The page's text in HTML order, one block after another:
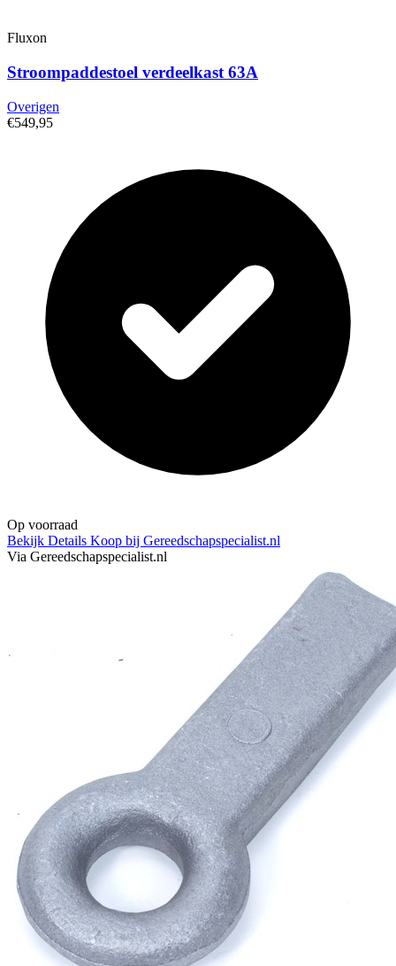
Fluxon
Stroompaddestoel verdeelkast 63A
Overigen
€549,95
Op voorraad
Bekijk Details Koop bij Gereedschapspecialist.nl
Via Gereedschapspecialist.nl